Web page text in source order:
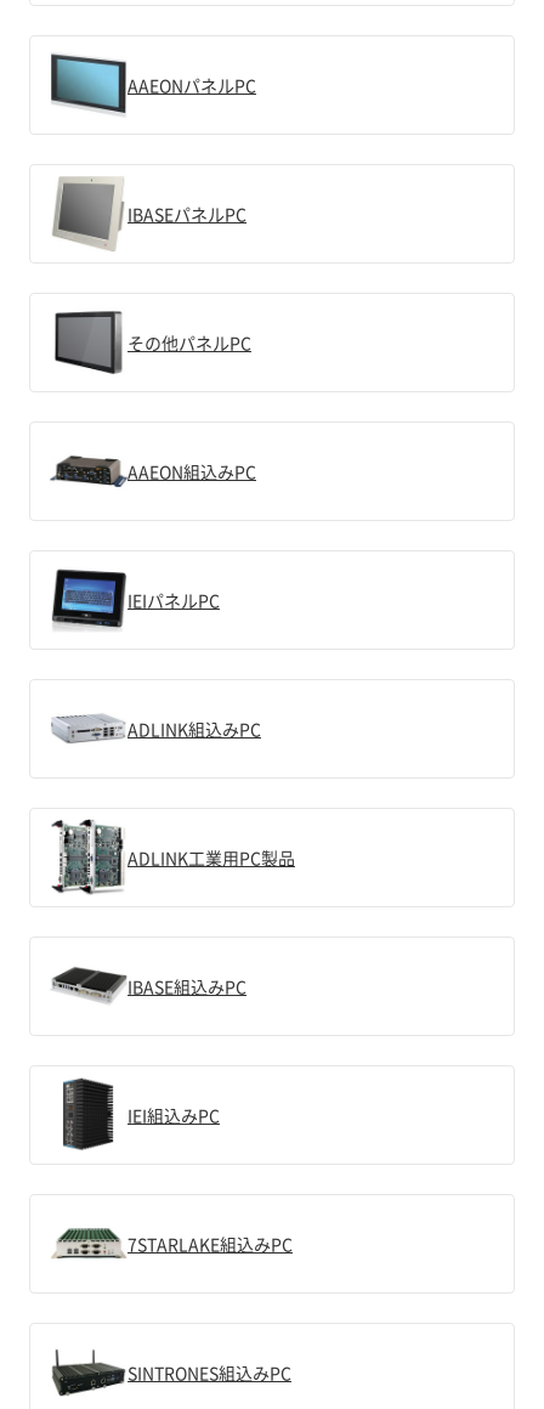
AAEONパネルPC
IBASEパネルPC
その他パネルPC
AAEON組込みPC
IEIパネルPC
ADLINK組込みPC
ADLINK工業用PC製品
IBASE組込みPC
IEI組込みPC
7STARLAKE組込みPC
SINTRONES組込みPC